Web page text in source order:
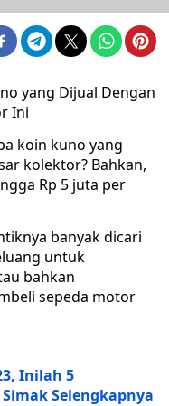
yang Dijual Dengan
Ini
koin kuno yang
kolektor? Bahkan,
Rp 5 juta per
banyak dicari
untuk
bahkan
sepeda motor
Inilah 5
Selengkapnya